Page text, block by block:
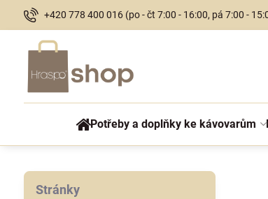
+420 778 400 016 (po - čt 7:00 - 16:00, pá 7:00 -
Potřeby a doplňky ke kávovarům
Stránky